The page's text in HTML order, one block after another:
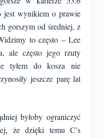
jest wynikiem o prawie
gorszym od średniej, z
to często – Lee
ale często jego rzuty
tyłem do kosza nie
jeszcze parę lat
byłoby ograniczyć
że dzięki temu C’s